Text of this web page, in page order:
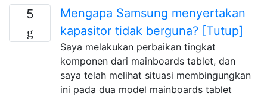
5
Mengapa Samsung menyertakan
kapasitor tidak berguna? [Tutup]
Saya melakukan perbaikan tingkat
komponen dari mainboards tablet, dan
saya telah melihat situasi membingungkan
ini pada dua model mainboards tablet